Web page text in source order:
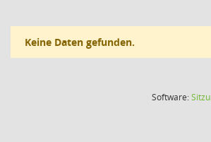
Keine Daten gefunden.
Software: